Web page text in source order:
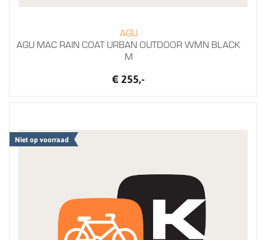
AGU
AGU MAC RAIN COAT URBAN OUTDOOR WMN BLACK
M
€ 255,-
Niet op voorraad